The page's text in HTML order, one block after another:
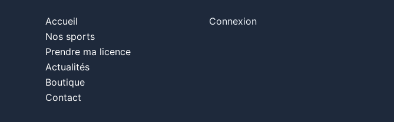
Accueil
Nos sports
Prendre ma licence
Actualités
Boutique
Contact
Connexion